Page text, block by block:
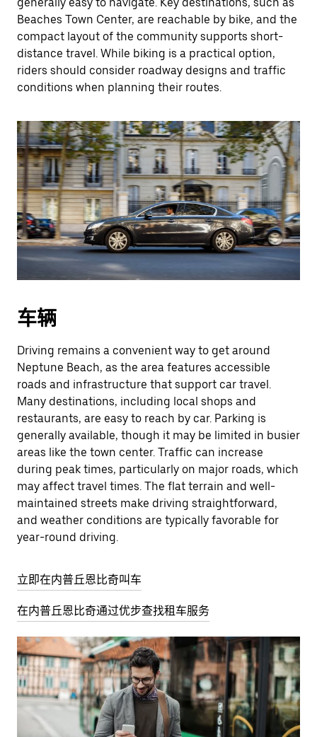
Beaches Town Center, are reachable by bike, and the
compact layout of the community supports short-
distance travel. While biking is a practical option,
riders should consider roadway designs and traffic
conditions when planning their routes.
车辆
Driving remains a convenient way to get around
Neptune Beach, as the area features accessible
roads and infrastructure that support car travel.
Many destinations, including local shops and
restaurants, are easy to reach by car. Parking is
generally available, though it may be limited in busier
areas like the town center. Traffic can increase
during peak times, particularly on major roads, which
may affect travel times. The flat terrain and well-
maintained streets make driving straightforward,
and weather conditions are typically favorable for
year-round driving.
立即在内普丘恩比奇叫车
在内普丘恩比奇通过优步查找租车服务